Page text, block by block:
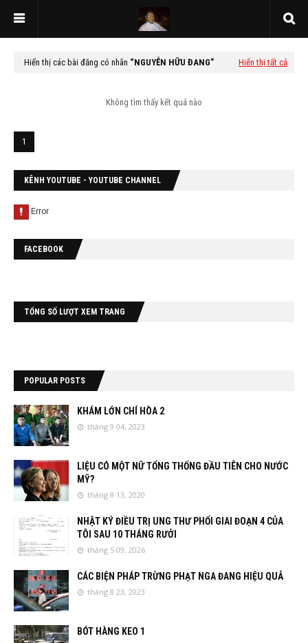
Hiển thị các bài đăng có nhãn NGUYỄN HỮU ĐANG Hiển thị tất cả
Không tìm thấy kết quả nào
1
KÊNH YOUTUBE - YOUTUBE CHANNEL
FACEBOOK
TỔNG SỐ LƯỢT XEM TRANG
POPULAR POSTS
KHÁM LỚN CHÍ HÒA 2
tháng 9 04, 2023
LIỆU CÓ MỘT NỮ TỔNG THỐNG ĐẦU TIÊN CHO NƯỚC
MỸ?
tháng 8 13, 2020
NHẬT KÝ ĐIỀU TRỊ UNG THƯ PHỔI GIAI ĐOẠN 4 CỦA
TÔI SAU 10 THÁNG RƯỞI
tháng 5 09, 2026
CÁC BIỆN PHÁP TRỪNG PHẠT NGA ĐANG HIỆU QUẢ
tháng 8 23, 2023
BÓT HÀNG KEO 1